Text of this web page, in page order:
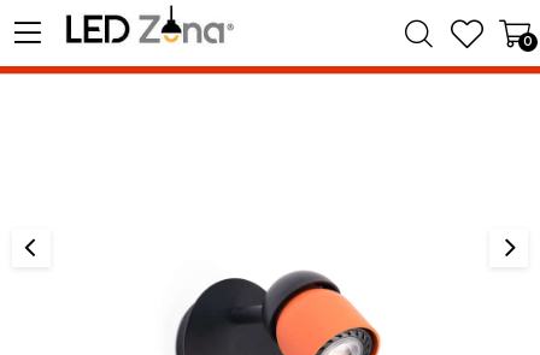
0